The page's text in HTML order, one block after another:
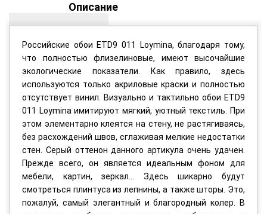
Описание
Российские обои ETD9 011 Loymina, благодаря тому,
что полностью флизелиновые, имеют высочайшие
экологические показатели. Как правило, здесь
используются только акриловые краски и полностью
отсутствует винил. Визуально и тактильно обои ETD9
011 Loymina имитируют мягкий, уютный текстиль. При
этом элементарно клеятся на стену, не растягиваясь,
без расхождений швов, сглаживая мелкие недостатки
стен. Серый оттенон данного артикула очень удачен.
Прежде всего, он является идеальным фоном для
мебели, картин, зеркал... Здесь шикарно будут
смотреться плинтуса из лепнины, а также шторы. Это,
пожалуй, самый элегантный и благородный колер. В